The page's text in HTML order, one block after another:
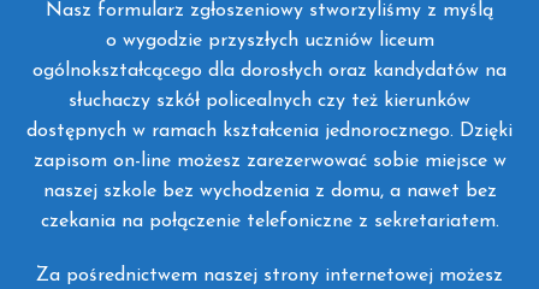
Nasz formularz zgłoszeniowy stworzyliśmy z myślą
o wygodzie przyszłych uczniów liceum
ogólnokształcącego dla dorosłych oraz kandydatów na
słuchaczy szkół policealnych czy też kierunków
dostępnych w ramach kształcenia jednorocznego. Dzięki
zapisom on-line możesz zarezerwować sobie miejsce w
naszej szkole bez wychodzenia z domu, a nawet bez
czekania na połączenie telefoniczne z sekretariatem.
Za pośrednictwem naszej strony internetowej możesz